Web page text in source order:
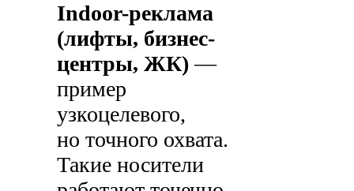
Indoor-реклама
(лифты, бизнес-
центры, ЖК) —
пример
узкоцелевого,
но точного охвата.
Такие носители